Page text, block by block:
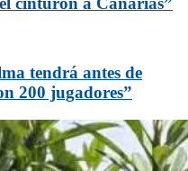
tendrá antes de
200 jugadores”